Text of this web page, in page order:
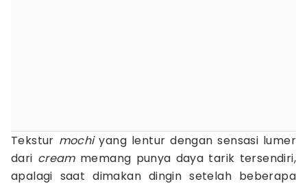
Tekstur mochiyang lentur dengan sensasi lumer
dari cream memang punya daya tarik tersendiri,
apalagi saat dimakan dingin setelah beberapa